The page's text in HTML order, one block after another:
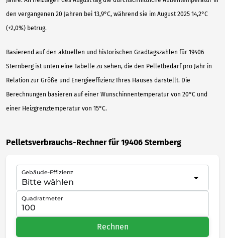
den vergangenen 20 Jahren bei 13,9°C, während sie im August 2025 14,2°C
(+2,0%) betrug.
Basierend auf den aktuellen und historischen Gradtagszahlen für 19406
Sternberg ist unten eine Tabelle zu sehen, die den Pelletbedarf pro Jahr in
Relation zur Größe und Energieeffizienz Ihres Hauses darstellt. Die
Berechnungen basieren auf einer Wunschinnentemperatur von 20°C und
einer Heizgrenztemperatur von 15°C.
Pelletsverbrauchs-Rechner für 19406 Sternberg
Gebäude-Effizienz
Quadratmeter
Rechnen